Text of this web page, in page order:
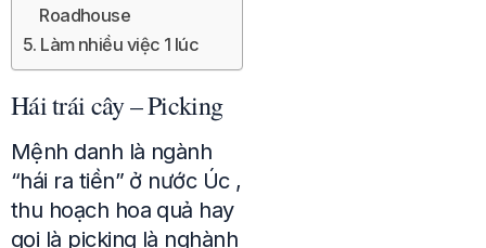
Roadhouse
Làm nhiều việc 1 lúc
Hái trái cây – Picking
Mệnh danh là ngành
“hái ra tiền” ở nước Úc ,
thu hoạch hoa quả hay
gọi là picking là nghành